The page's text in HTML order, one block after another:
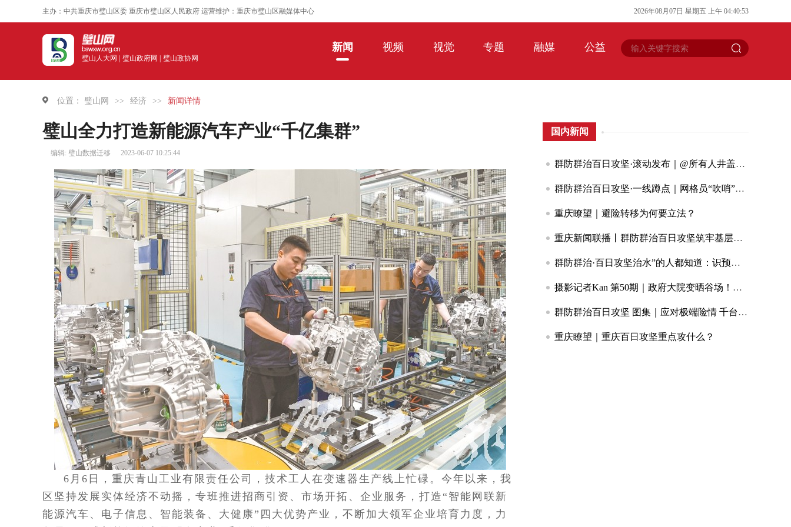
主办：中共重庆市璧山区委 重庆市璧山区人民政府 运营维护：重庆市璧山区融媒体中心 2026年08月 07日 星期五 上午 04:40:54
璧山人大网 | 璧山政府网 | 璧山政协网
新闻 视频 视觉 专题 融媒 公益
位置： 璧山网 >> 经济 >> 新闻详情
璧山全力打造新能源汽车产业“千亿集群”
编辑: 璧山数据迁移 2023-06-07 10:25:44
6月6日，重庆青山工业有限责任公司，技术工人在变速器生产线上忙碌。今年以来，我
区坚持发展实体经济不动摇，专班推进招商引资、市场开拓、企业服务，打造“智能网联新
能源汽车、电子信息、智能装备、大健康”四大优势产业，不断加大领军企业培育力度，力
国内新闻
群防群治百日攻坚·滚动发布｜@所有人井盖破了、围墙裂了？随手拍！重庆喊你来当“安全哨兵”
群防群治百日攻坚·一线蹲点｜网格员“吹哨”两小时换新小井盖背后的大民生
重庆瞭望｜避险转移为何要立法？
重庆新闻联播丨群防群治百日攻坚筑牢基层防灾减灾救灾第一道防线
群防群治·百日攻坚治水”的人都知道：识预兆早报告
摄影记者Kan 第50期｜政府大院变晒谷场！永川区红炉镇敞开大门晒出民生温度
群防群治百日攻坚 图集｜应对极端险情 千台手摇报警器赋能基层防灾
重庆瞭望｜重庆百日攻坚重点攻什么？